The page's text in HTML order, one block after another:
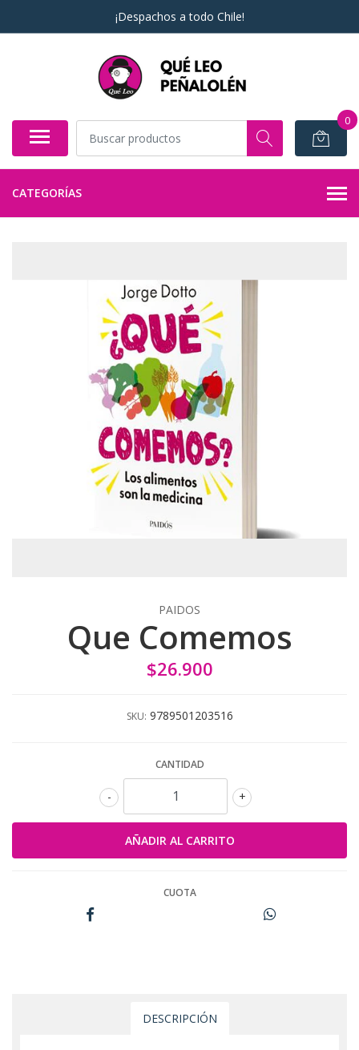
¡Despachos a todo Chile!
0
CATEGORÍAS
PAIDOS
Que Comemos
$26.900
SKU: 9789501203516
CANTIDAD
+
-
CUOTA
DESCRIPCIÓN